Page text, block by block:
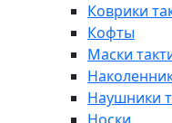
Коврики
Кофты
Маски
Наушники